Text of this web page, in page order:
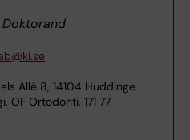
Doktorand
Allé 8, 14104 Huddinge
OF Ortodonti, 171 77